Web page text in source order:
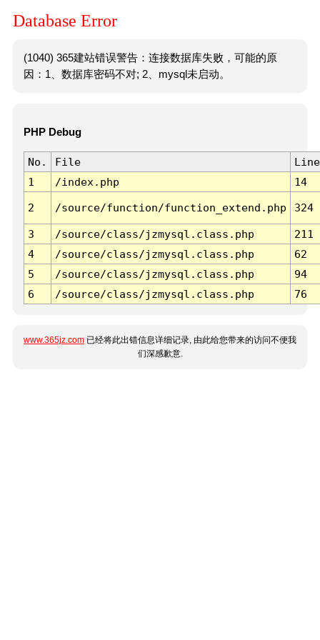
Database Error
(1040) 365建站错误警告：连接数据库失败，可能的原
因：1、数据库密码不对; 2、mysql未启动。
PHP Debug
No. File
Line
1
/index.php 14
2 /source/function/function_extend.php 324
3 /source/class/jzmysql.class.php
211
4
/source/class/jzmysql.class.php
62
5
/source/class/jzmysql.class.php
94
6
/source/class/jzmysql.class.php 76
www.365jz.com 已经将此出错信息详细记录, 由此给您带来的访问不便我
们深感歉意.